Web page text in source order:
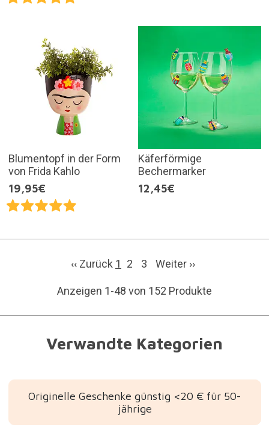
Blumentopf in der Form
von Frida Kahlo
19,95€
Käferförmige
Bechermarker
12,45€
‹‹ Zurück 1 2 3 Weiter ››
Anzeigen 1-48 von 152 Produkte
Verwandte Kategorien
Originelle Geschenke günstig <20 € für 50-
jährige